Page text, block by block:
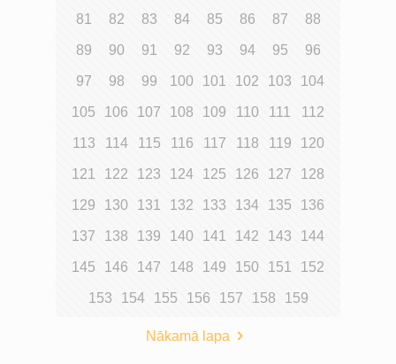
81 82 83 84 85 86 87 88
89 90 91 92 93 94 95 96
97 98 99 100 101 102 103 104
105 106 107 108 109 110 111 112
113 114 115 116 117 118 119 120
121 122 123 124 125 126 127 128
129 130 131 132 133 134 135 136
137 138 139 140 141 142 143 144
145 146 147 148 149 150 151 152
153 154 155 156 157 158 159
Nākamā lapa